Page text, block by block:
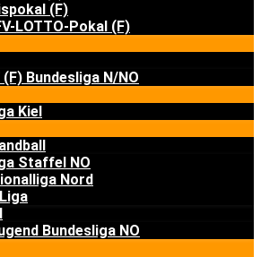
(F)
LOTTO-Pokal (F)
(F) Bundesliga N/NO
Kiel
Staffel NO
Nord
Bundesliga NO